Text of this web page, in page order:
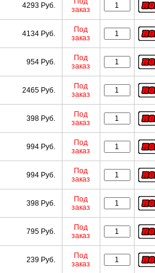
4293 Руб.
заказ
4134 Руб.
Под
заказ
954 Руб.
Под
заказ
2465 Руб.
Под
заказ
398 Руб.
Под
заказ
994 Руб.
Под
заказ
994 Руб.
Под
заказ
398 Руб.
Под
заказ
795 Руб.
Под
заказ
239 Руб.
Под
заказ